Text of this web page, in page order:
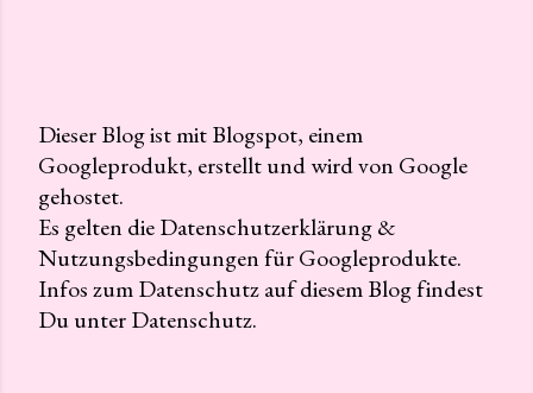
K
o
m
m
e
n
Dieser Blog ist mit Blogspot, einem
Googleprodukt, erstellt und wird von Google
gehostet.
Es gelten die Datenschutzerklärung &
Nutzungsbedingungen für Googleprodukte.
Infos zum Datenschutz auf diesem Blog findest
Du unter Datenschutz.